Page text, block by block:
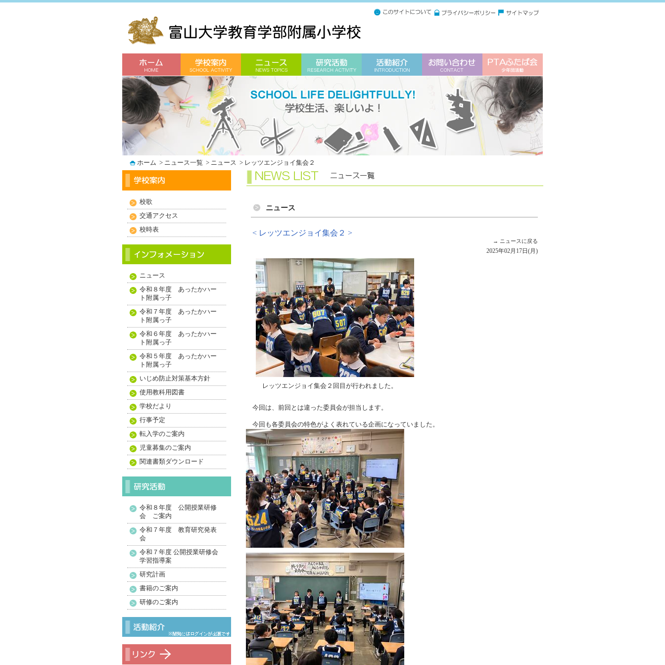
ホーム > ニュース一覧 > ニュース > レッツエンジョイ集会２
ニュース
< レッツエンジョイ集会２ >
→ ニュースに戻る
2025年02月17日(月)
レッツエンジョイ集会２回目が行われました。
今回は、前回とは違った委員会が担当します。
今回も各委員会の特色がよく表れている企画になっていました。
校歌
交通アクセス
校時表
ニュース
令和８年度 あったかハー
ト附属っ子
令和７年度 あったかハー
ト附属っ子
令和６年度 あったかハー
ト附属っ子
令和５年度 あったかハー
ト附属っ子
いじめ防止対策基本方針
使用教科用図書
学校だより
行事予定
転入学のご案内
児童募集のご案内
関連書類ダウンロード
令和８年度 公開授業研修
会 ご案内
令和７年度 教育研究発表
会
令和７年度 公開授業研修会
学習指導案
研究計画
書籍のご案内
研修のご案内